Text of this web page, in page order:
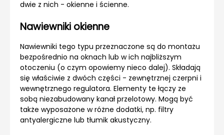
dwie z nich - okienne i ścienne.
Nawiewniki okienne
Nawiewniki tego typu przeznaczone są do montażu
bezpośrednio na oknach lub w ich najbliższym
otoczeniu (o czym opowiemy nieco dalej). Składają
się właściwie z dwóch części - zewnętrznej czerpni i
wewnętrznego regulatora. Elementy te łączy ze
sobą niezabudowany kanał przelotowy. Mogą być
także wyposażone w różne dodatki, np. filtry
antyalergiczne lub tłumik akustyczny.